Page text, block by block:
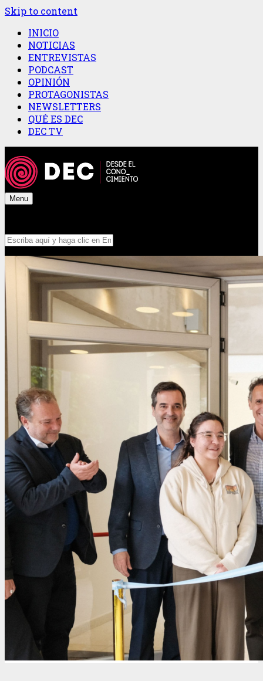
Skip to content
INICIO
NOTICIAS
ENTREVISTAS
PODCAST
OPINIÓN
PROTAGONISTAS
NEWSLETTERS
QUÉ ES DEC
DEC TV
Menu